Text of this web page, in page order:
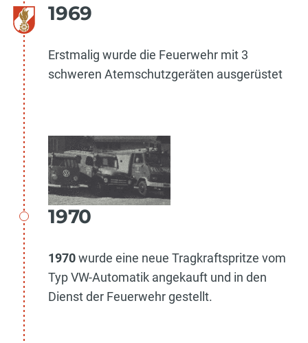
1969
Erstmalig wurde die Feuerwehr mit 3
schweren Atemschutzgeräten ausgerüstet
1970
1970wurde eine neue Tragkraftspritze vom
Typ VW-Automatik angekauft und in den
Dienst der Feuerwehr gestellt.